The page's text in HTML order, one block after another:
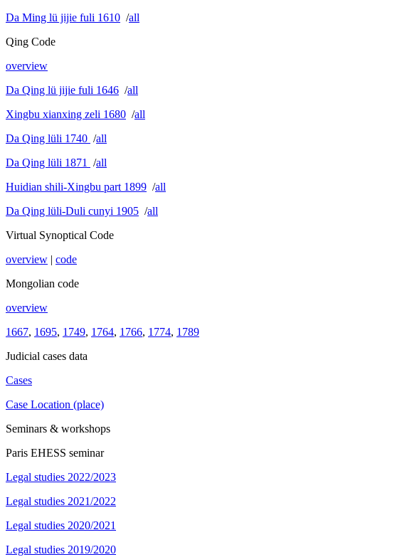
Da Ming lü jijie fuli 1610 /all
Qing Code
overview
Da Qing lü jijie fuli 1646 /all
Xingbu xianxing zeli 1680 /all
Da Qing lüli 1740 /all
Da Qing lüli 1871
/all
Huidian shili-Xingbu part 1899 /all
Da Qing lüli-Duli cunyi 1905 /all
Virtual Synoptical Code
overview | code
Mongolian code
overview
1667, 1695, 1749, 1764, 1766, 1774, 1789
Judicial cases data
Cases
Case Location (place)
Seminars & workshops
Paris EHESS seminar
Legal studies 2022/2023
Legal studies 2021/2022
Legal studies 2020/2021
Legal studies 2019/2020